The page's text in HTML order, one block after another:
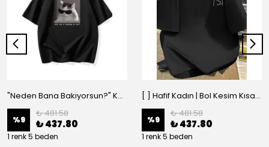
"Neden Bana Bakıyorsun?" Komik Kedi Grafik Tişört - Dijital Baskılı Siyah Bol - Siyah
%9
₺ 481.58
₺ 437.80
1 renk 5 beden
[ ] Hafif Kadın | Bol Kesim Kısa Kollu Yuvarlak Yaka Eğlenceli Karikatür Ayı ve - Siyah
%9
₺ 481.58
₺ 437.80
1 renk 5 beden